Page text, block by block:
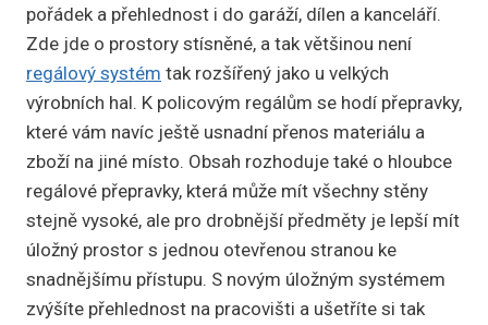
pořádek a přehlednost i do garáží, dílen a kanceláří.
Zde jde o prostory stísněné, a tak většinou není
regálový systém tak rozšířený jako u velkých
výrobních hal. K policovým regálům se hodí přepravky,
které vám navíc ještě usnadní přenos materiálu a
zboží na jiné místo. Obsah rozhoduje také o hloubce
regálové přepravky, která může mít všechny stěny
stejně vysoké, ale pro drobnější předměty je lepší mít
úložný prostor s jednou otevřenou stranou ke
snadnějšímu přístupu. S novým úložným systémem
zvýšíte přehlednost na pracovišti a ušetříte si tak